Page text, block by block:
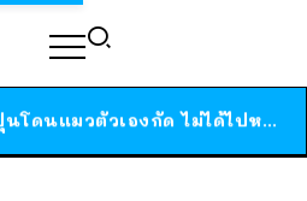
ได้เวลาเด็กหนวดรวมตัว RF Online Next เปิดให้เล่นแล้ว เกม Sci-Fi MMORPG ระดับตำนาน เล่นได้ทั้งมือถือและ PC